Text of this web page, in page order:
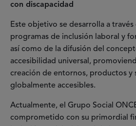
con discapacidad
Este objetivo se desarrolla a través
programas de inclusión laboral y
así como de la difusión del
accesibilidad universal,
creación de entornos, productos y
globalmente accesibles.
Actualmente, el Grupo Social
comprometido con su primordial